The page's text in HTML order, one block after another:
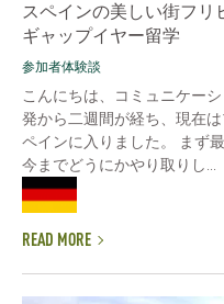
スペインの美しい街フリ
ギャップイヤー留学
参加者体験談
こんにちは、コミュニケー
発から二週間が経ち、現在
ペインに入りました。 まず
今までどうにかやり取りし...
READ MORE